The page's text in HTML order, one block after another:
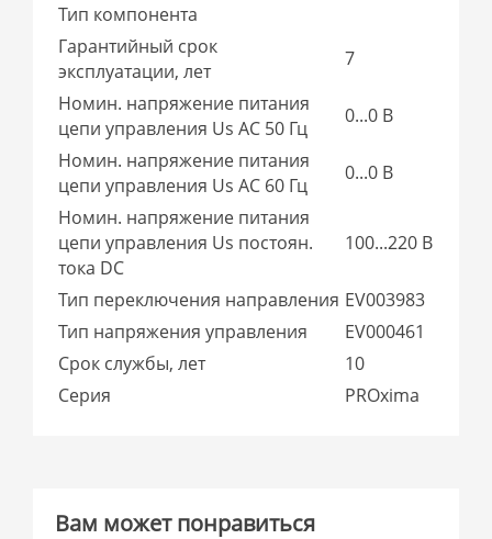
Тип компонента
Гарантийный срок
эксплуатации, лет
7
Номин. напряжение питания
цепи управления Us AC 50 Гц
0...0 В
Номин. напряжение питания
цепи управления Us AC 60 Гц
0...0 В
Номин. напряжение питания
цепи управления Us постоян.
тока DC
100...220 В
Тип переключения направления EV003983
Тип напряжения управления
EV000461
Срок службы, лет
10
Серия
PROxima
Вам может понравиться